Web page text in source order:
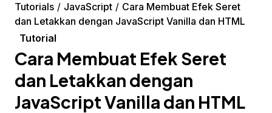
Tutorials JavaScript
Cara Membuat Efek Seret
dan Letakkan dengan JavaScript Vanilla dan HTML
Tutorial
Cara Membuat Efek Seret
dan Letakkan dengan
JavaScript Vanilla dan HTML